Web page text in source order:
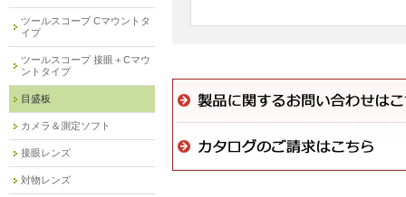
ツールスコープ Cマウントタ
イプ
ツールスコープ 接眼＋Cマウ
ントタイプ
目盛板
カメラ＆測定ソフト
接眼レンズ
対物レンズ